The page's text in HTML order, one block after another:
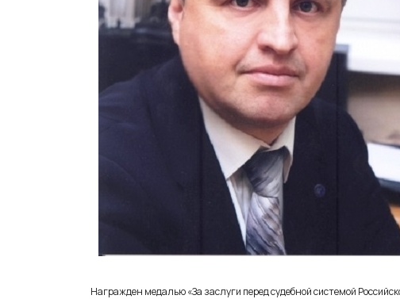
Награжден медалью «За заслуги перед судебной системой